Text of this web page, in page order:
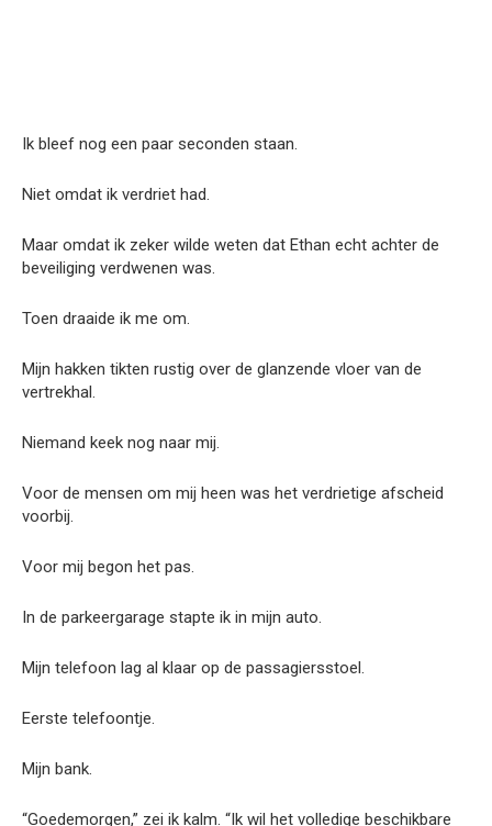
Ik bleef nog een paar seconden staan.
Niet omdat ik verdriet had.
Maar omdat ik zeker wilde weten dat Ethan echt achter de
beveiliging verdwenen was.
Toen draaide ik me om.
Mijn hakken tikten rustig over de glanzende vloer van de
vertrekhal.
Niemand keek nog naar mij.
Voor de mensen om mij heen was het verdrietige afscheid
voorbij.
Voor mij begon het pas.
In de parkeergarage stapte ik in mijn auto.
Mijn telefoon lag al klaar op de passagiersstoel.
Eerste telefoontje.
Mijn bank.
“Goedemorgen,” zei ik kalm. “Ik wil het volledige beschikbare